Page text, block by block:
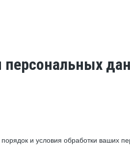
персональных
и условия обработки ваших